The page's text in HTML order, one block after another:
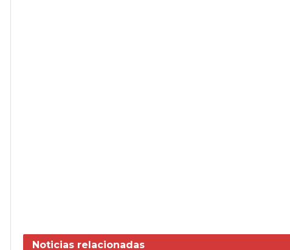
Noticias relacionadas